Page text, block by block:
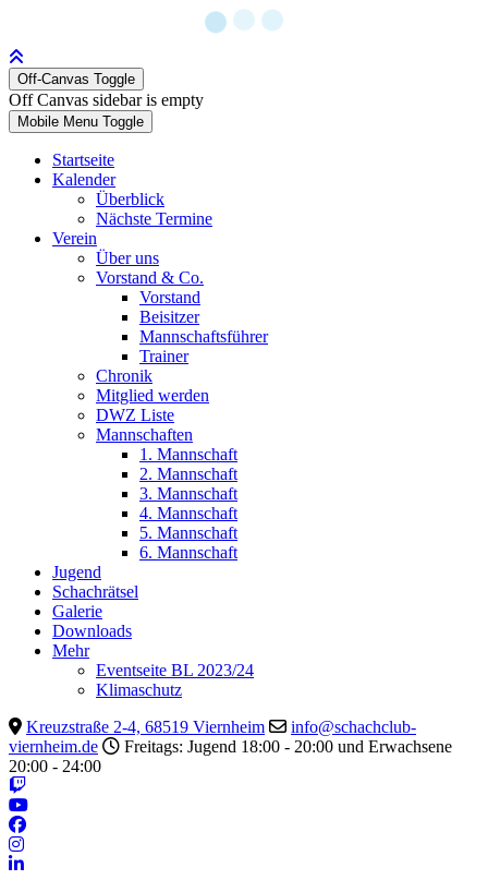
Off-Canvas Toggle
Off Canvas sidebar is empty
Mobile Menu Toggle
Startseite
Kalender
Überblick
Nächste Termine
Verein
Über uns
Vorstand & Co.
Vorstand
Beisitzer
Mannschaftsführer
Trainer
Chronik
Mitglied werden
DWZ Liste
Mannschaften
1. Mannschaft
2. Mannschaft
3. Mannschaft
4. Mannschaft
5. Mannschaft
6. Mannschaft
Jugend
Schachrätsel
Galerie
Downloads
Mehr
Eventseite BL 2023/24
Klimaschutz
Kreuzstraße 2-4, 68519 Viernheim
info@schachclub-
viernheim.de
Freitags: Jugend 18:00 - 20:00 und Erwachsene
20:00 - 24:00